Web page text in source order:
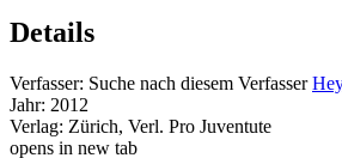
Details
Verfasser: Suche nach diesem Verfasser
Jahr: 2012
Verlag: Zürich, Verl. Pro Juventute
opens in new tab